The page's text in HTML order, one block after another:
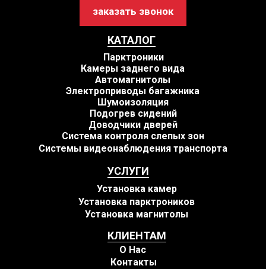
УСЛУГИ
КЛИЕНТАМ
КАТАЛОГ
Автомагнитолы
Шумоизоляция
Парктроники
Электроприводы багажника
Система контроля слепых зон
Системы видеонаблюдения транспорта
Камеры заднего вида
Подогрев сидений
заказать звонок
Доводчики дверей
Установка камер
О Нас
Контакты
Установка магнитолы
Установка парктроников